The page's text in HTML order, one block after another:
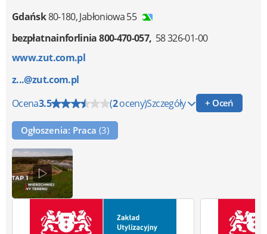
Gdańsk80-180,Jabłoniowa 55
bezpłatnainforlinia 800-470-057 58 326-01-00
www.zut.com.pl
z...@zut.com.pl
Ocena3.5 (2oceny)Szczegóły + Oceń
Ogłoszenia: Praca (3)